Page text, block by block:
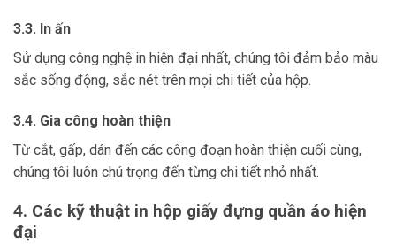
3.3. In ấn
Sử dụng công nghệ in hiện đại nhất, chúng tôi đảm bảo màu
sắc sống động, sắc nét trên mọi chi tiết của hộp.
3.4. Gia công hoàn thiện
Từ cắt, gấp, dán đến các công đoạn hoàn thiện cuối cùng,
chúng tôi luôn chú trọng đến từng chi tiết nhỏ nhất.
4. Các kỹ thuật in hộp giấy đựng quần áo hiện
đại